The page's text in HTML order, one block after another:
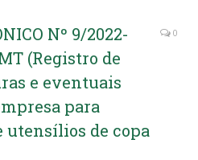
Nº 9/2022-
(Registro de
e eventuais
para
de copa
0